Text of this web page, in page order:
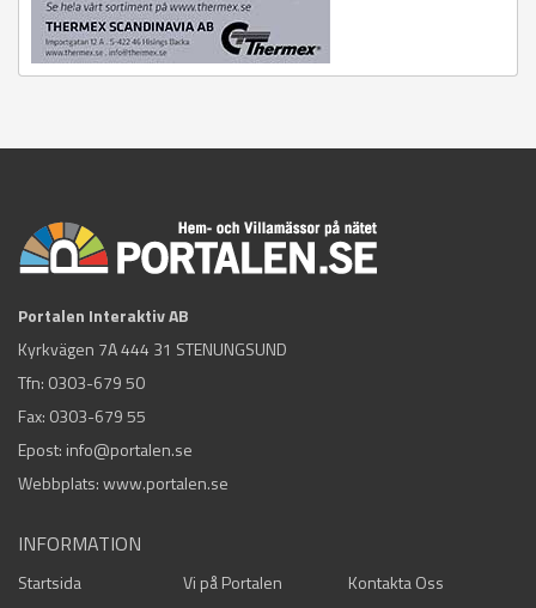
Portalen Interaktiv AB
Kyrkvägen 7A 444 31 STENUNGSUND
Tfn: 0303-679 50
Fax: 0303-679 55
Epost: info@portalen.se
Webbplats: www.portalen.se
INFORMATION
Startsida Vi på Portalen Kontakta Oss